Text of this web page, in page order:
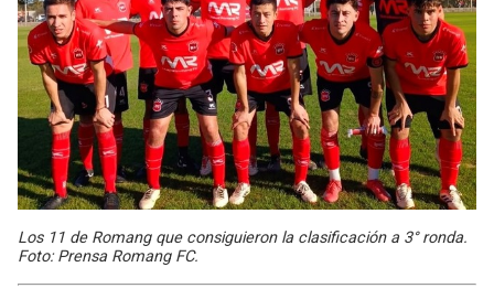
Los 11 de Romang que consiguieron la clasificación a 3° ronda.
Foto: Prensa Romang FC.